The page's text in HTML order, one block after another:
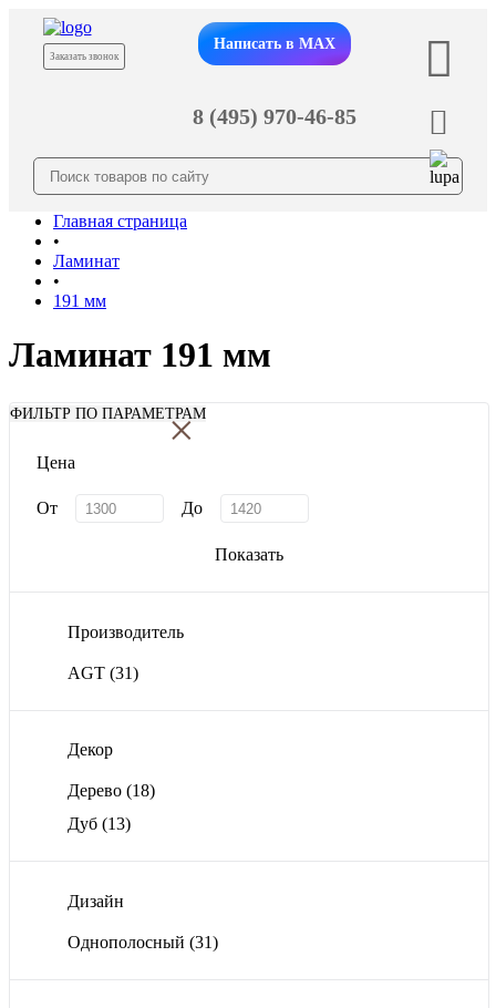
Заказать звонок
Написать в MAX
8 (495) 970-46-85
Главная страница
•
Ламинат
•
191 мм
Ламинат 191 мм
ФИЛЬТР ПО ПАРАМЕТРАМ
×
Цена
От До
Показать
Производитель
AGT (31)
Декор
Дерево (18)
Дуб (13)
Дизайн
Однополосный (31)